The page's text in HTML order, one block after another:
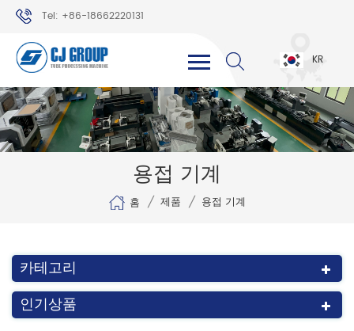
Tel: +86-18662220131
WhatsApp: +86-18662220131
KR
용접 기계
홈 / 제품 / 용접 기계
카테고리
인기상품